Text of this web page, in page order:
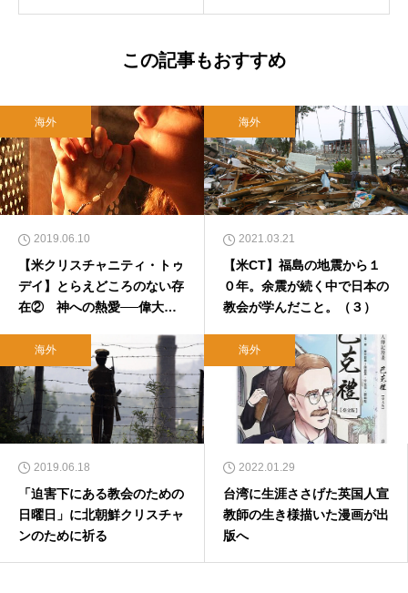
この記事もおすすめ
海外
2019.06.10
【米クリスチャニティ・トゥ
デイ】とらえどころのない存
在② 神への熱愛──偉大な
海外
2021.03.21
【米CT】福島の地震から１
０年。余震が続く中で日本の
教会が学んだこと。（３）
海外
2019.06.18
「迫害下にある教会のための
日曜日」に北朝鮮クリスチャ
ンのために祈る
海外
2022.01.29
台湾に生涯ささげた英国人宣
教師の生き様描いた漫画が出
版へ